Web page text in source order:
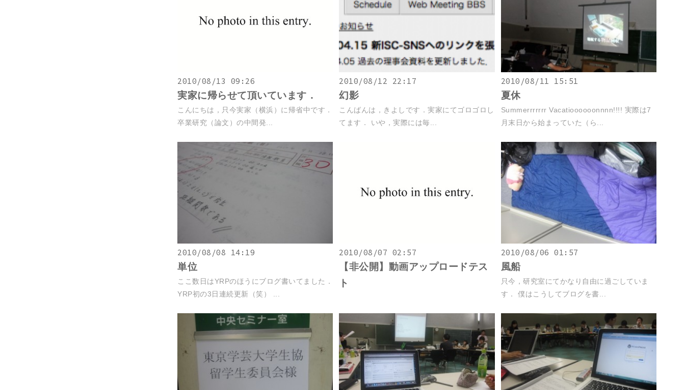
2010/08/13 09:26
実家に帰らせて頂いています．
こんにちは，只今実家（横浜）に帰省中です．
卒業研究（論文）の中間発...
2010/08/12 22:17
幻影
こんばんは，きよしです．実家にてゴロゴロし
てます． いや，実際には毎...
2010/08/11 15:51
夏休
Summerrrrrrr Vacatioooooonnnn!!!! 実際は7
月末日から始まっていた（ら...
2010/08/08 14:19
単位
ここ数日はYRPのほうにブログ書いてました．
YRP初の3日連続更新（笑） ...
2010/08/07 02:57
【非公開】動画アップロードテス
ト
2010/08/06 01:57
風船
只今，研究室にてかなり自由に過ごしていま
す． 僕はこうしてブログを書...